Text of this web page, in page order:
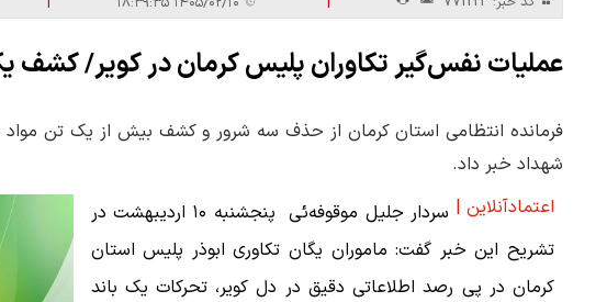
عملیات نفس‌گیر تکاوران پلیس کرمان در کویر/ کشف یک
فرمانده انتظامی استان کرمان از حذف سه شرور و کشف بیش از یک تن مواد
شهداد خبر داد.
اعتمادآنلاین |
سردار جلیل موقوفه‌ئی پنجشنبه ۱۰ اردیبهشت در
تشریح این خبر گفت: ماموران یگان تکاوری ابوذر پلیس استان
کرمان در پی رصد اطلاعاتی دقیق در دل کویر، تحرکات یک باند